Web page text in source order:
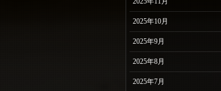
2025年10月
2025年9月
2025年8月
2025年7月